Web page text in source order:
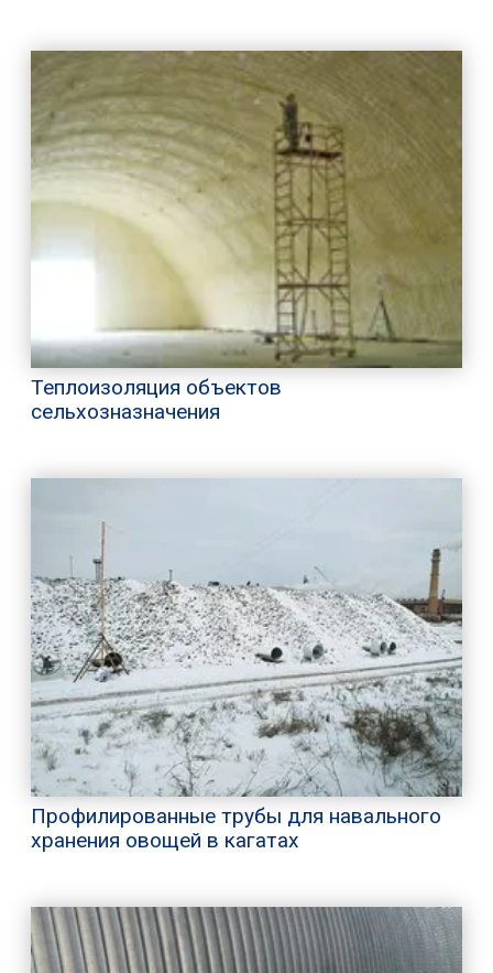
Теплоизоляция объектов
сельхозназначения
Профилированные трубы для навального
хранения овощей в кагатах